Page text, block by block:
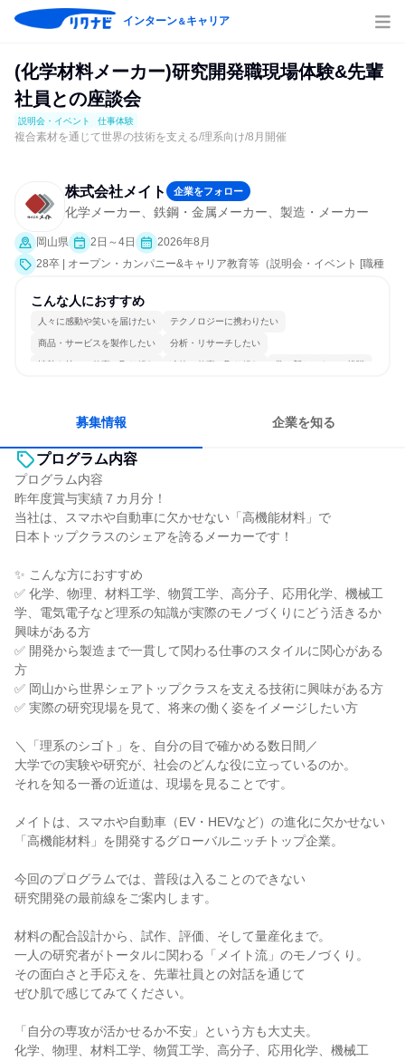
インターン＆キャリア
(化学材料メーカー)研究開発職現場体験&先輩
社員との座談会
説明会・イベント 仕事体験
複合素材を通じて世界の技術を支える/理系向け/8月開催
株式会社メイト 企業をフォロー
化学メーカー、鉄鋼・金属メーカー、製造・メーカー
岡山県 2日～4日
2026年8月
28卒 | オープン・カンパニー&キャリア教育等（説明会・イベント [職種
こんな人におすすめ
人々に感動や笑いを届けたい テクノロジーに携わりたい
商品・サービスを製作したい 分析・リサーチしたい
情熱を持って仕事に取り組む 冷静に仕事に取り組む 常に新しいものに挑戦
募集情報 企業を知る
プログラム内容
プログラム内容
昨年度賞与実績７カ月分！
当社は、スマホや自動車に欠かせない「高機能材料」で
日本トップクラスのシェアを誇るメーカーです！
✨ こんな方におすすめ
✅ 化学、物理、材料工学、物質工学、高分子、応用化学、機械工
学、電気電子など理系の知識が実際のモノづくりにどう活きるか
興味がある方
✅ 開発から製造まで一貫して関わる仕事のスタイルに関心がある
方
✅ 岡山から世界シェアトップクラスを支える技術に興味がある方
✅ 実際の研究現場を見て、将来の働く姿をイメージしたい方
＼「理系のシゴト」を、自分の目で確かめる数日間／
大学での実験や研究が、社会のどんな役に立っているのか。
それを知る一番の近道は、現場を見ることです。
メイトは、スマホや自動車（EV・HEVなど）の進化に欠かせない
「高機能材料」を開発するグローバルニッチトップ企業。
今回のプログラムでは、普段は入ることのできない
研究開発の最前線をご案内します。
材料の配合設計から、試作、評価、そして量産化まで。
一人の研究者がトータルに関わる「メイト流」のモノづくり。
その面白さと手応えを、先輩社員との対話を通じて
ぜひ肌で感じてみてください。
「自分の専攻が活かせるか不安」という方も大丈夫。
化学、物理、材料工学、物質工学、高分子、応用化学、機械工